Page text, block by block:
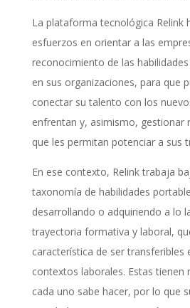
La plataforma tecnológica Relink
esfuerzos en orientar a las
reconocimiento de las
en sus organizaciones, para que
conectar su talento con los
enfrentan y, asimismo, gestionar
que les permitan potenciar a sus
En ese contexto, Relink trabaja
taxonomía de habilidades
desarrollando o adquiriendo a lo
trayectoria formativa y laboral,
característica de ser transferibles
contextos laborales. Estas tienen
cada uno sabe hacer, por lo que